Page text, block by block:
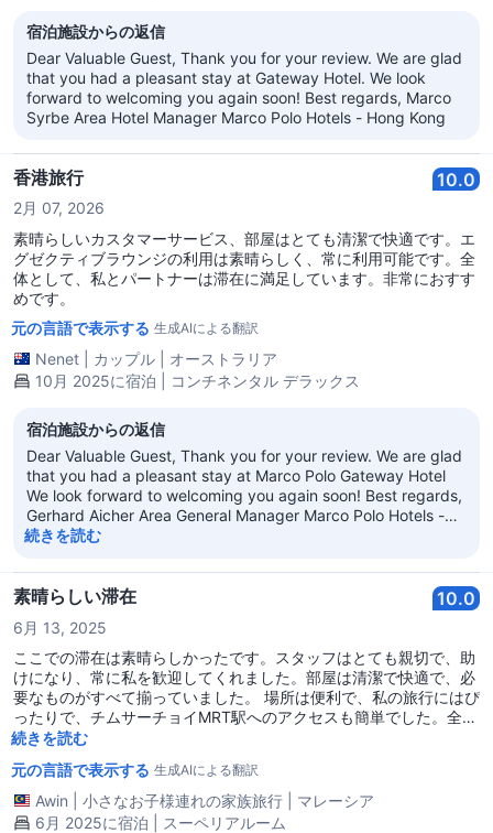
宿泊施設からの返信
Dear Valuable Guest, Thank you for your review. We are glad
that you had a pleasant stay at Gateway Hotel. We look
forward to welcoming you again soon! Best regards, Marco
Syrbe Area Hotel Manager Marco Polo Hotels - Hong Kong
香港旅行 10.0
2月 07, 2026
素晴らしいカスタマーサービス、部屋はとても清潔で快適です。エ
グゼクティブラウンジの利用は素晴らしく、常に利用可能です。全
体として、私とパートナーは滞在に満足しています。非常におすす
めです。
元の言語で表示する 生成AIによる翻訳
Nenet カップル
オーストラリア
10月 2025に宿泊 | コンチネンタル デラックス
宿泊施設からの返信
Dear Valuable Guest, Thank you for your review. We are glad
that you had a pleasant stay at Marco Polo Gateway Hotel
We look forward to welcoming you again soon! Best regards,
Gerhard Aicher Area General Manager Marco Polo Hotels -
Hong Kong
続きを読む
素晴らしい滞在 10.0
6月 13, 2025
ここでの滞在は素晴らしかったです。スタッフはとても親切で、助
けになり、常に私を歓迎してくれました。部屋は清潔で快適で、必
要なものがすべて揃っていました。 場所は便利で、私の旅行にはぴ
ったりで、チムサーチョイMRT駅へのアクセスも簡単でした。全体
的に非常に快適な体験でした – このホテルを他の人にぜひ勧めたい
がとうございました！
続きを読む
元の言語で表示する 生成AIによる翻訳
Awin 小さなお子様連れの家族旅行
マレーシア
6月 2025に宿泊 | スーペリアルーム